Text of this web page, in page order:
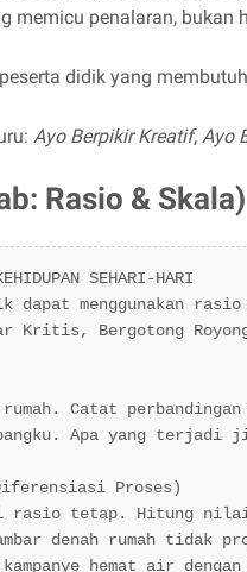
memicu penalaran, bukan
didik yang
Ayo Berpikir Kreatif, Ayo
Rasio & Skala)
SEHARI-HARI
dapat menggunakan
Kritis, Bergotong
Catat perbandingan
Apa yang terjadi
(Diferensiasi Proses)
rasio tetap. Hitung
denah rumah tidak
hemat air